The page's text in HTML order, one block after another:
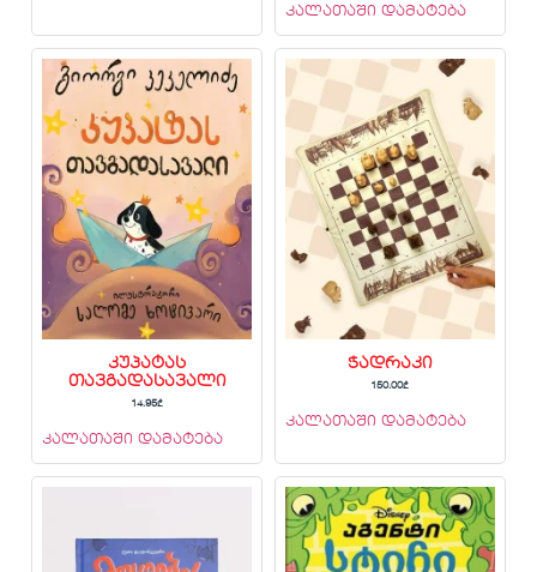
კალათაში დამატება
კუპატას
თავგადასავალი
14.95₾
კალათაში დამატება
ჭადრაკი
150.00₾
კალათაში დამატება